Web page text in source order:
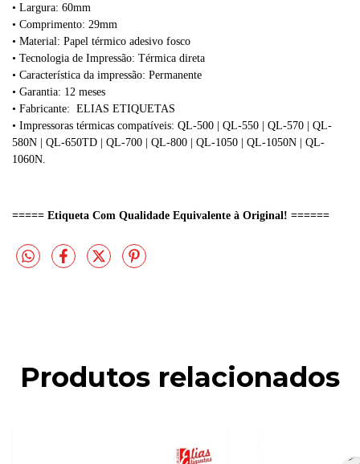
• Largura: 60mm
• Comprimento: 29mm
• Material: Papel térmico adesivo fosco
• Tecnologia de Impressão: Térmica direta
• Característica da impressão: Permanente
• Garantia: 12 meses
• Fabricante: ELIAS ETIQUETAS
• Impressoras térmicas compatíveis: QL-500 | QL-550 | QL-570 | QL-
580N | QL-650TD | QL-700 | QL-800 | QL-1050 | QL-1050N | QL-
1060N.
===== Etiqueta Com Qualidade Equivalente à Original! ======
Produtos relacionados